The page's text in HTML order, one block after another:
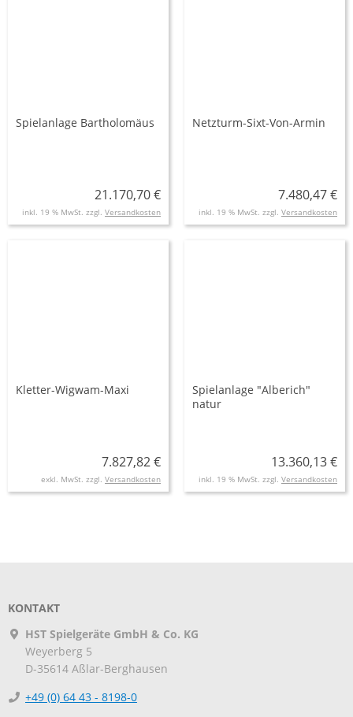
Spielanlage Bartholomäus
21.170,70 €
inkl. 19 % MwSt. zzgl. Versandkosten
Netzturm-Sixt-Von-Armin
7.480,47 €
inkl. 19 % MwSt. zzgl. Versandkosten
Kletter-Wigwam-Maxi
7.827,82 €
exkl. MwSt. zzgl. Versandkosten
Spielanlage "Alberich"
natur
13.360,13 €
inkl. 19 % MwSt. zzgl. Versandkosten
KONTAKT
HST Spielgeräte GmbH & Co. KG
Weyerberg 5
D-35614 Aßlar-Berghausen
+49 (0) 64 43 - 8198-0